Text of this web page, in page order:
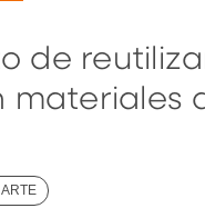
de
materiales
(ART)
ARTE